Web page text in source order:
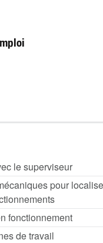
le superviseur
pour
fonctionnement
de travail